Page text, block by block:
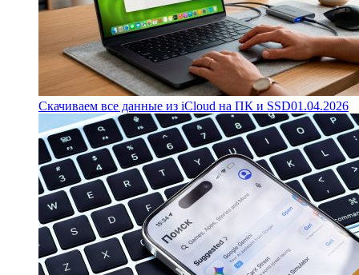
Скачиваем все данные из iCloud на ПК и SSD01.04.2026